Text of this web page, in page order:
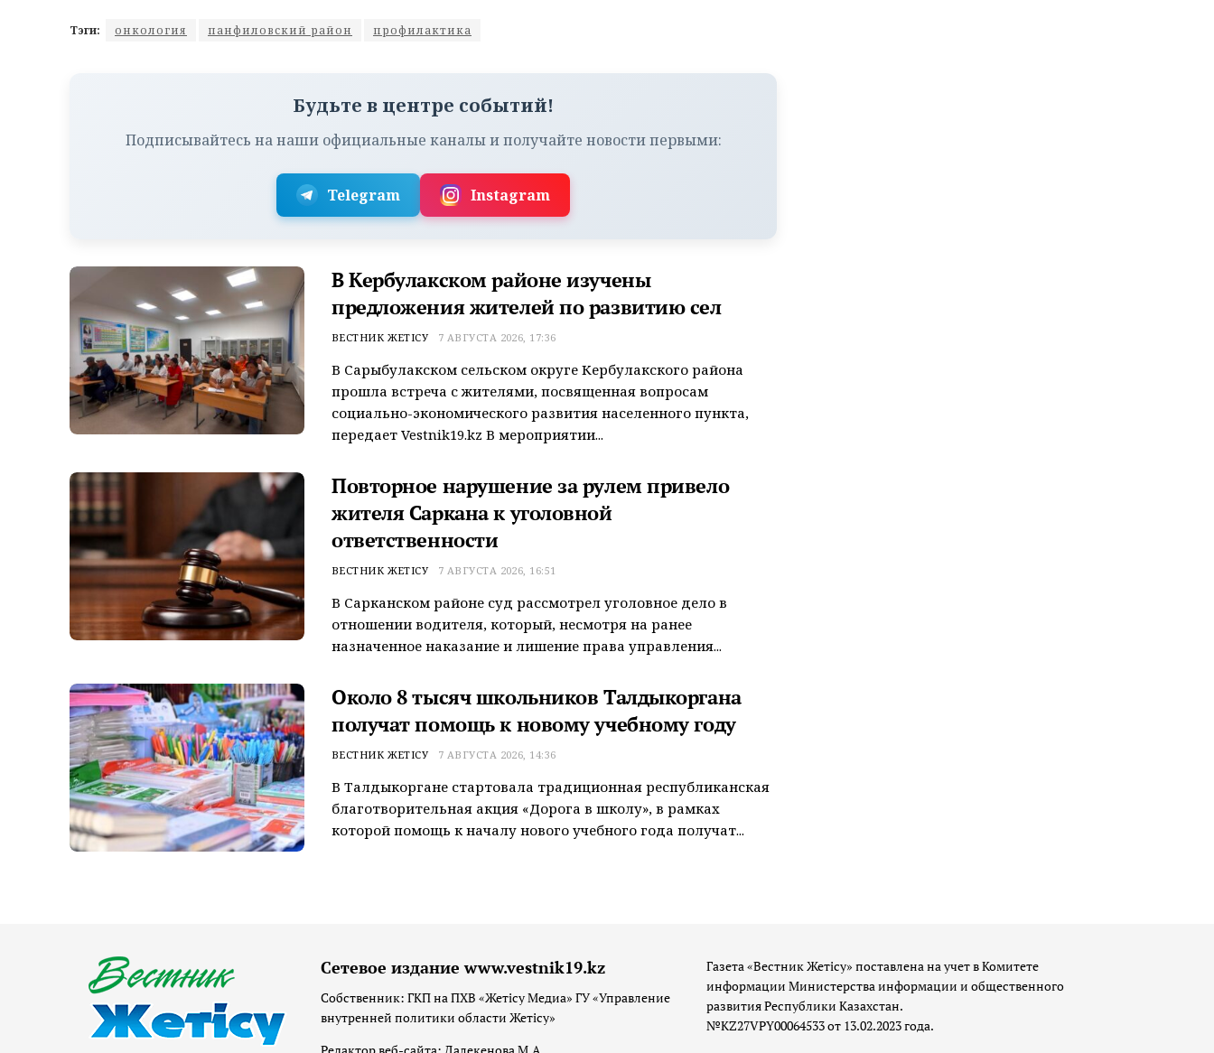
Тэги: онкология панфиловский район профилактика
Будьте в центре событий!
Подписывайтесь на наши официальные каналы и получайте новости первыми:
Telegram Instagram
В Кербулакском районе изучены
предложения жителей по развитию сел
ВЕСТНИК ЖЕТІСУ 7 АВГУСТА 2026, 17:36
В Сарыбулакском сельском округе Кербулакского района
прошла встреча с жителями, посвященная вопросам
социально-экономического развития населенного пункта,
передает Vestnik19.kz В мероприятии...
Повторное нарушение за рулем привело
жителя Саркана к уголовной
ответственности
ВЕСТНИК ЖЕТІСУ 7 АВГУСТА 2026, 16:51
В Сарканском районе суд рассмотрел уголовное дело в
отношении водителя, который, несмотря на ранее
назначенное наказание и лишение права управления...
Около 8 тысяч школьников Талдыкоргана
получат помощь к новому учебному году
ВЕСТНИК ЖЕТІСУ 7 АВГУСТА 2026, 14:36
В Талдыкоргане стартовала традиционная республиканская
благотворительная акция «Дорога в школу», в рамках
которой помощь к началу нового учебного года получат...
Сетевое издание www.vestnik19.kz
Собственник: ГКП на ПХВ «Жетісу Медиа» ГУ «Управление
внутренней политики области Жетісу»
Редактор веб-сайта: Далекенова М.А.
Газета «Вестник Жетісу» поставлена на учет в Комитете
информации Министерства информации и общественного
развития Республики Казахстан.
№KZ27VPY00064533 от 13.02.2023 года.